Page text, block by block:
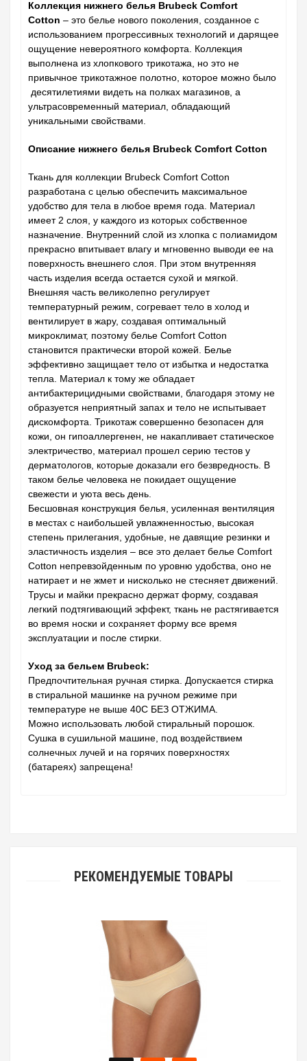
Коллекция нижнего белья Brubeck Comfort
Cotton – это белье нового поколения, созданное с
использованием прогрессивных технологий и дарящее
ощущение невероятного комфорта. Коллекция
выполнена из хлопкового трикотажа, но это не
привычное трикотажное полотно, которое можно было
десятилетиями видеть на полках магазинов, а
ультрасовременный материал, обладающий
уникальными свойствами.
Описание нижнего белья Brubeck Comfort Cotton
Ткань для коллекции Brubeck Comfort Cotton
разработана с целью обеспечить максимальное
удобство для тела в любое время года. Материал
имеет 2 слоя, у каждого из которых собственное
назначение. Внутренний слой из хлопка с полиамидом
прекрасно впитывает влагу и мгновенно выводи ее на
поверхность внешнего слоя. При этом внутренняя
часть изделия всегда остается сухой и мягкой.
Внешняя часть великолепно регулирует
температурный режим, согревает тело в холод и
вентилирует в жару, создавая оптимальный
микроклимат, поэтому белье Comfort Cotton
становится практически второй кожей. Белье
эффективно защищает тело от избытка и недостатка
тепла. Материал к тому же обладает
антибактерицидными свойствами, благодаря этому не
образуется неприятный запах и тело не испытывает
дискомфорта. Трикотаж совершенно безопасен для
кожи, он гипоаллергенен, не накапливает статическое
электричество, материал прошел серию тестов у
дерматологов, которые доказали его безвредность. В
таком белье человека не покидает ощущение
свежести и уюта весь день.
Бесшовная конструкция белья, усиленная вентиляция
в местах с наибольшей увлажненностью, высокая
степень прилегания, удобные, не давящие резинки и
эластичность изделия – все это делает белье Comfort
Cotton непревзойденным по уровню удобства, оно не
натирает и не жмет и нисколько не стесняет движений.
Трусы и майки прекрасно держат форму, создавая
легкий подтягивающий эффект, ткань не растягивается
во время носки и сохраняет форму все время
эксплуатации и после стирки.
Уход за бельем Brubeck:
Предпочтительная ручная стирка. Допускается стирка
в стиральной машинке на ручном режиме при
температуре не выше 40C БЕЗ ОТЖИМА.
Можно использовать любой стиральный порошок.
Сушка в сушильной машине, под воздействием
солнечных лучей и на горячих поверхностях
(батареях) запрещена!
РЕКОМЕНДУЕМЫЕ ТОВАРЫ